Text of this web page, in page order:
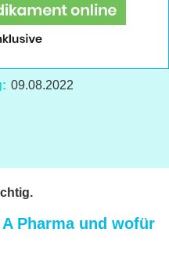
09.08.2022
Pharma und wofür